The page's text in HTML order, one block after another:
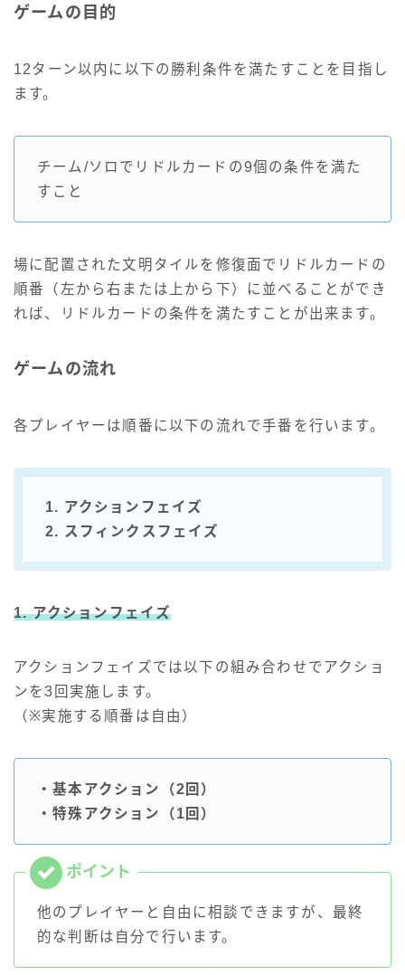
ゲームの目的
12ターン以内に以下の勝利条件を満たすことを目指し
ます。
チーム/ソロでリドルカードの9個の条件を満た
すこと
場に配置された文明タイルを修復面でリドルカードの
順番（左から右または上から下）に並べることができ
れば、リドルカードの条件を満たすことが出来ます。
ゲームの流れ
各プレイヤーは順番に以下の流れで手番を行います。
1. アクションフェイズ
2. スフィンクスフェイズ
1. アクションフェイズ
アクションフェイズでは以下の組み合わせでアクショ
ンを3回実施します。
（※実施する順番は自由）
・基本アクション（2回）
・特殊アクション（1回）
他のプレイヤーと自由に相談できますが、最終
的な判断は自分で行います。